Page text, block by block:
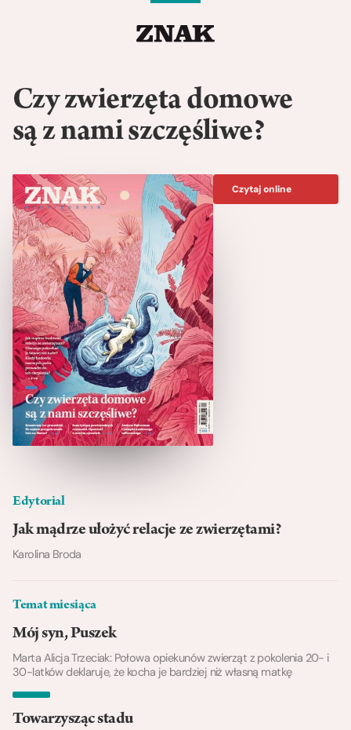
Czy zwierzęta domowe
są z nami szczęśliwe?
Edytorial
Jak mądrze ułożyć relacje ze zwierzętami?
Karolina Broda
Temat miesiąca
Mój syn, Puszek
Marta Alicja Trzeciak: Połowa opiekunów zwierząt z pokolenia 20- i
30-latków deklaruje, że kocha je bardziej niż własną matkę
Towarzysząc stadu
Czytaj online